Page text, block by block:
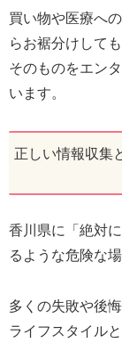
買い物や医療へ
らお裾分けして
そのものをエン
います。
正しい情報収集
香川県に「絶対
るような危険な
多くの失敗や後
ライフスタイル